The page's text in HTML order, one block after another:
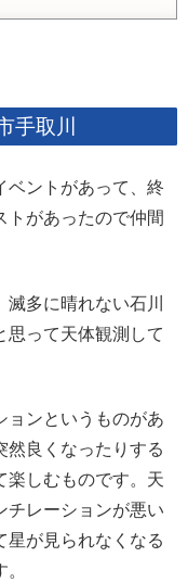
手取川
ベントがあって、終
トがあったので仲間
多に晴れない石川
思って天体観測して
ョンというものがあ
然良くなったりする
楽しむものです。天
チレーションが悪い
星が見られなくなる